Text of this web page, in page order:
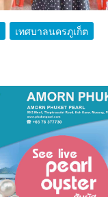
เทศบาลนครภูเก็ต